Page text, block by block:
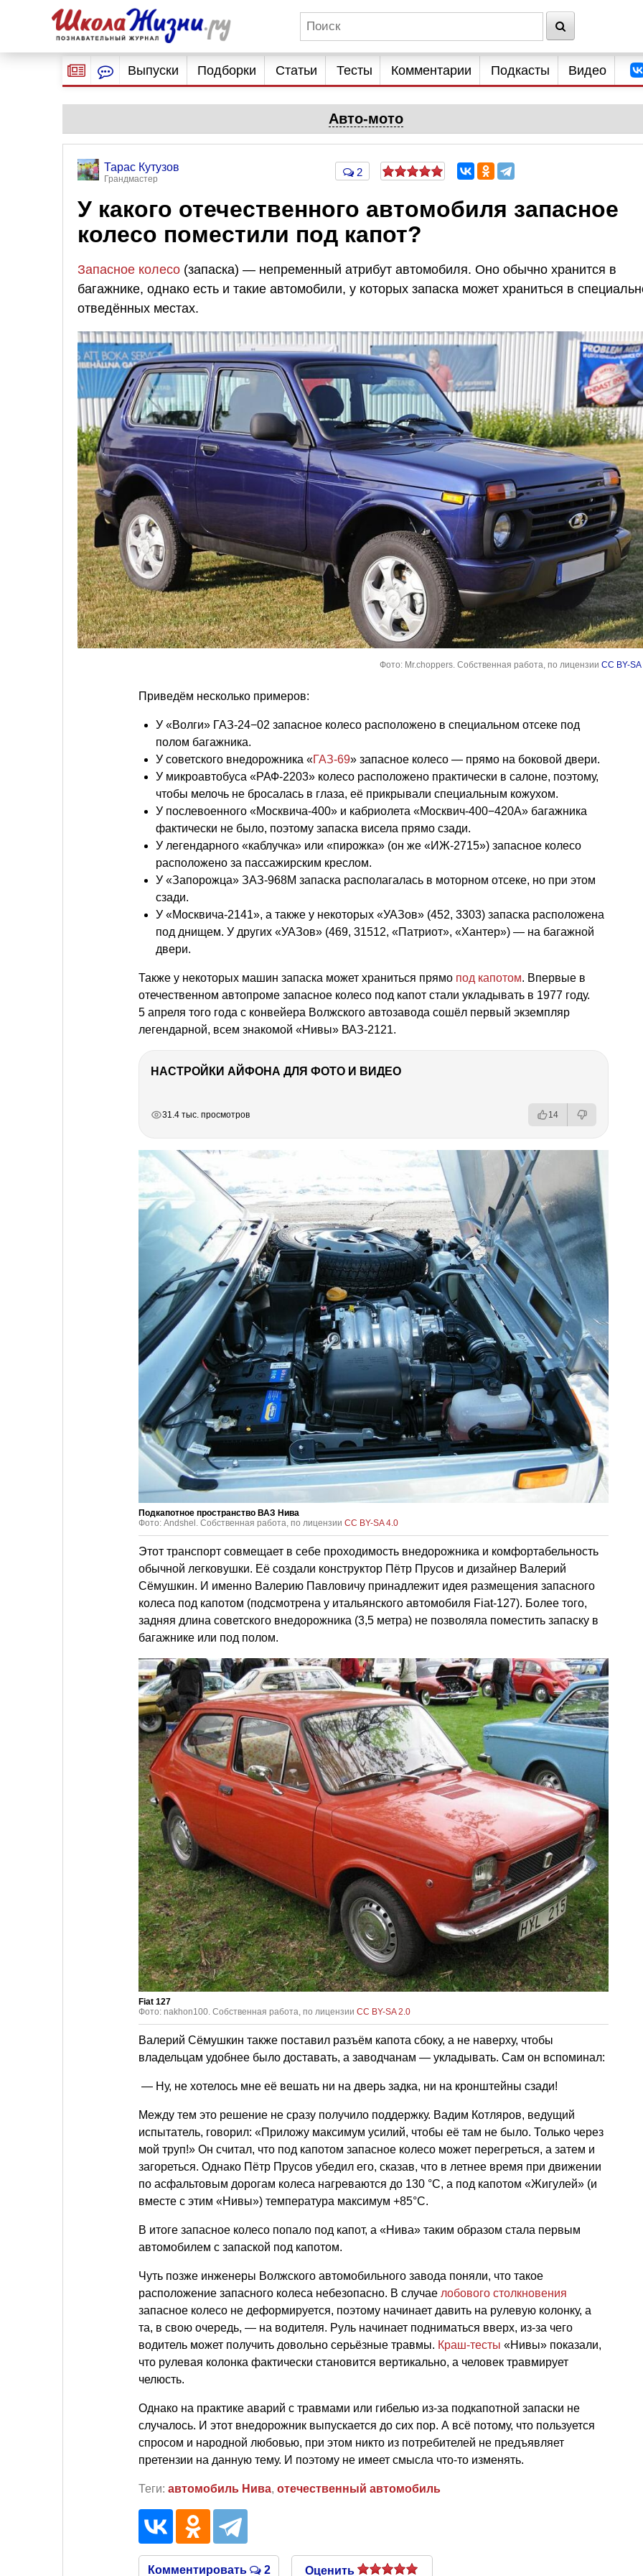
Выпуски Подборки Статьи Тесты Комментарии Подкасты Видео
Авто-мото
Тарас Кутузов
Грандмастер
2
У какого отечественного автомобиля запасное
колесо поместили под капот?
Запасное колесо (запаска) — непременный атрибут автомобиля. Оно обычно хранится в
багажнике, однако есть и такие автомобили, у которых запаска может храниться в
отведённых местах.
Фото: Mr.choppers. Собственная работа, по лицензии CC BY-SA
Приведём несколько примеров:
У «Волги» ГАЗ-24−02 запасное колесо расположено в специальном отсеке под
полом багажника.
У советского внедорожника «ГАЗ-69» запасное колесо — прямо на боковой двери.
У микроавтобуса «РАФ-2203» колесо расположено практически в салоне, поэтому,
чтобы мелочь не бросалась в глаза, её прикрывали специальным кожухом.
У послевоенного «Москвича-400» и кабриолета «Москвич-400−420А» багажника
фактически не было, поэтому запаска висела прямо сзади.
У легендарного «каблучка» или «пирожка» (он же «ИЖ-2715») запасное колесо
расположено за пассажирским креслом.
У «Запорожца» ЗАЗ-968М запаска располагалась в моторном отсеке, но при этом
сзади.
У «Москвича-2141», а также у некоторых «УАЗов» (452, 3303) запаска расположена
под днищем. У других «УАЗов» (469, 31512, «Патриот», «Хантер») — на багажной
двери.
Также у некоторых машин запаска может храниться прямо под капотом. Впервые в
отечественном автопроме запасное колесо под капот стали укладывать в 1977 году.
5 апреля того года с конвейера Волжского автозавода сошёл первый экземпляр
легендарной, всем знакомой «Нивы» ВАЗ-2121.
НАСТРОЙКИ АЙФОНА ДЛЯ ФОТО И ВИДЕО
31.4 тыс. просмотров 14
Подкапотное пространство ВАЗ Нива
Фото: Andshel. Собственная работа, по лицензии CC BY-SA 4.0
Этот транспорт совмещает в себе проходимость внедорожника и комфортабельность
обычной легковушки. Её создали конструктор Пётр Прусов и дизайнер Валерий
Сёмушкин. И именно Валерию Павловичу принадлежит идея размещения запасного
колеса под капотом (подсмотрена у итальянского автомобиля Fiat-127). Более того,
задняя длина советского внедорожника (3,5 метра) не позволяла поместить запаску в
багажнике или под полом.
Fiat 127
Фото: nakhon100. Собственная работа, по лицензии CC BY-SA 2.0
Валерий Сёмушкин также поставил разъём капота сбоку, а не наверху, чтобы
владельцам удобнее было доставать, а заводчанам — укладывать. Сам он вспоминал:
— Ну, не хотелось мне её вешать ни на дверь задка, ни на кронштейны сзади!
Между тем это решение не сразу получило поддержку. Вадим Котляров, ведущий
испытатель, говорил: «Приложу максимум усилий, чтобы её там не было. Только через
мой труп!» Он считал, что под капотом запасное колесо может перегреться, а затем и
загореться. Однако Пётр Прусов убедил его, сказав, что в летнее время при движении
по асфальтовым дорогам колеса нагреваются до 130 °C, а под капотом «Жигулей» (и
вместе с этим «Нивы») температура максимум +85°С.
В итоге запасное колесо попало под капот, а «Нива» таким образом стала первым
автомобилем с запаской под капотом.
Чуть позже инженеры Волжского автомобильного завода поняли, что такое
расположение запасного колеса небезопасно. В случае лобового столкновения
запасное колесо не деформируется, поэтому начинает давить на рулевую колонку, а
та, в свою очередь, — на водителя. Руль начинает подниматься вверх, из-за чего
водитель может получить довольно серьёзные травмы. Краш-тесты «Нивы» показали,
что рулевая колонка фактически становится вертикально, а человек травмирует
челюсть.
Однако на практике аварий с травмами или гибелью из-за подкапотной запаски не
случалось. И этот внедорожник выпускается до сих пор. А всё потому, что пользуется
спросом и народной любовью, при этом никто из потребителей не предъявляет
претензии на данную тему. И поэтому не имеет смысла что-то изменять.
Теги: автомобиль Нива, отечественный автомобиль
Комментировать 2 Оценить